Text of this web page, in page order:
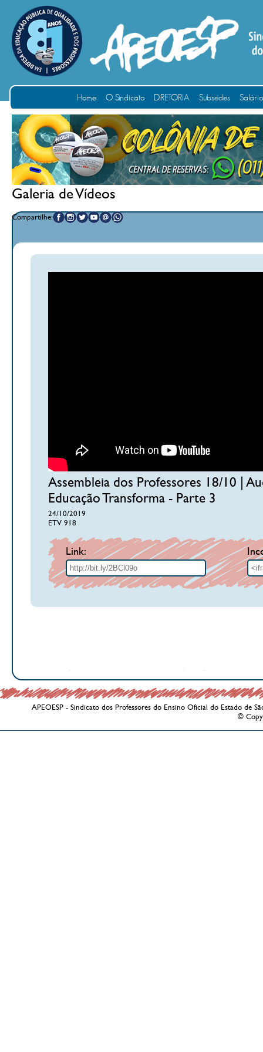
Home O Sindicato DIRETORIA Subsedes
Galeria de Vídeos
Compartilhe:
Assembleia dos Professores 18/10 |
Educação Transforma - Parte 3
24/10/2019
ETV 918
Link:
APEOESP - Sindicato dos Professores do Ensino Oficial do Estado de
©